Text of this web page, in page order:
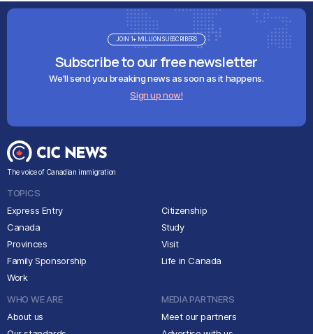
Subscribe to our free newsletter
We'll send you breaking news as soon as it happens.
Sign up now!
JOIN 1+ MILLION SUBSCRIBERS
The voice of Canadian immigration
TOPICS
Express Entry
Canada
Provinces
Family Sponsorship
Work
Citizenship
Study
Visit
Life in Canada
WHO WE ARE
About us
MEDIA PARTNERS
Meet our partners